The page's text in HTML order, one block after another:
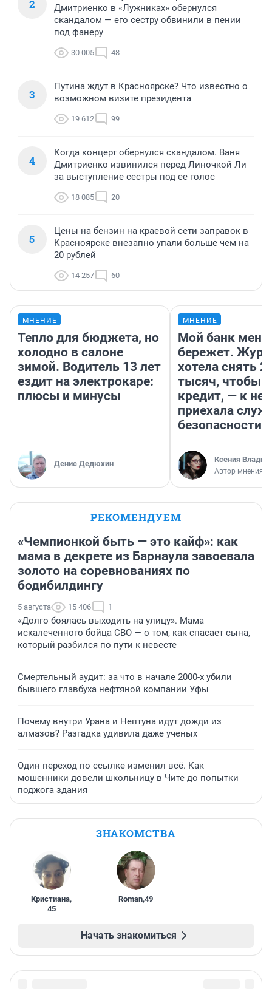
2
Дмитриенко в «Лужниках» обернулся
скандалом — его сестру обвинили в пении
под фанеру
30 005 48
3
Путина ждут в Красноярске? Что известно о
возможном визите президента
19 612 99
4
Когда концерт обернулся скандалом. Ваня
Дмитриенко извинился перед Линочкой Ли
за выступление сестры под ее голос
18 085 20
5
Цены на бензин на краевой сети заправок в
Красноярске внезапно упали больше чем на
20 рублей
14 257 60
МНЕНИЕ
Тепло для бюджета, но
холодно в салоне
зимой. Водитель 13 лет
ездит на электрокаре:
плюсы и минусы
Денис Дедюхин
МНЕНИЕ
Мой банк меня
бережет.
хотела снять
тысяч, чтобы
кредит, — к
приехала
безопасности
Ксения
Автор мнения
РЕКОМЕНДУЕМ
«Чемпионкой быть — это кайф»: как
мама в декрете из Барнаула завоевала
золото на соревнованиях по
бодибилдингу
5 августа 15 406 1
«Долго боялась выходить на улицу». Мама
искалеченного бойца СВО — о том, как спасает сына,
который разбился по пути к невесте
Смертельный аудит: за что в начале 2000-х убили
бывшего главбуха нефтяной компании Уфы
Почему внутри Урана и Нептуна идут дожди из
алмазов? Разгадка удивила даже ученых
Один переход по ссылке изменил всё. Как
мошенники довели школьницу в Чите до попытки
поджога здания
ЗНАКОМСТВА
Кристиана,
45
Roman,49
Начать знакомиться